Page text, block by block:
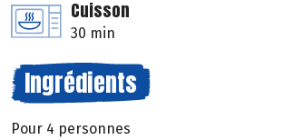
Cuisson
30 min
Ingrédients
Pour 4 personnes